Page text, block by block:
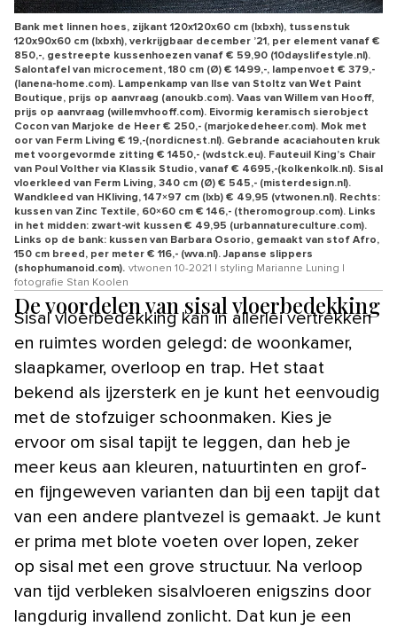
Bank met linnen hoes, zijkant 120x120x60 cm (lxbxh), tussenstuk
120x90x60 cm (lxbxh), verkrijgbaar december ’21, per element vanaf €
850,-, gestreepte kussen­hoezen vanaf € 59,90 (10dayslifestyle.nl).
Salontafel van microcement, 180 cm (Ø) € 1499,-, lampenvoet € 379,-
(lanena-home.com). Lampenkamp van Ilse van Stoltz van Wet Paint
Boutique, prijs op aanvraag (anoukb.com). Vaas van Willem van Hooff,
prijs op aanvraag (willemvhooff.com). Eivormig keramisch sierobject
Cocon van Marjoke de Heer € 250,- (marjokedeheer.com). Mok met
oor van Ferm Living € 19,-(nordicnest.nl). Gebrande acaciahouten kruk
met voorgevormde zitting € 1450,- (wdstck.eu). Fauteuil King’s Chair
van Poul Volther via Klassik Studio, vanaf € 4695,-(kolkenkolk.nl). Sisal
vloerkleed van Ferm Living, 340 cm (Ø) € 545,- (misterdesign.nl).
Wandkleed van HKliving, 147×97 cm (lxb) € 49,95 (vtwonen.nl). Rechts:
kussen van Zinc Textile, 60×60 cm € 146,- (theromogroup.com). Links
in het midden: zwart-wit kussen € 49,95 (urbannatureculture.com).
Links op de bank: kussen van Barbara Osorio, gemaakt van stof Afro,
150 cm breed, per meter € 116,- (wva.nl). Japanse slippers
(shophumanoid.com). vtwonen 10-2021 | styling Marianne Luning |
fotografie Stan Koolen
De voordelen van sisal vloerbedekking
Sisal vloerbedekking kan in allerlei vertrekken
en ruimtes worden gelegd: de woonkamer,
slaapkamer, overloop en trap. Het staat
bekend als ijzersterk en je kunt het eenvoudig
met de stofzuiger schoonmaken. Kies je
ervoor om sisal tapijt te leggen, dan heb je
meer keus aan kleuren, natuurtinten en grof-
en fijngeweven varianten dan bij een tapijt dat
van een andere plantvezel is gemaakt. Je kunt
er prima met blote voeten over lopen, zeker
op sisal met een grove structuur. Na verloop
van tijd verbleken sisalvloeren enigszins door
langdurig invallend zonlicht. Dat kun je een